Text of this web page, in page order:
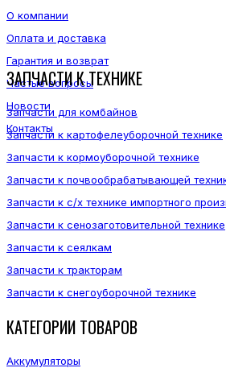
О компании
Оплата и доставка
Гарантия и возврат
Частые вопросы
Новости
Контакты
ЗАПЧАСТИ К ТЕХНИКЕ
Запчасти для комбайнов
Запчасти к картофелеуборочной технике
Запчасти к кормоуборочной технике
Запчасти к почвообрабатывающей
Запчасти к с/х технике импортного
Запчасти к сенозаготовительной технике
Запчасти к сеялкам
Запчасти к тракторам
Запчасти к снегоуборочной технике
КАТЕГОРИИ ТОВАРОВ
Аккумуляторы